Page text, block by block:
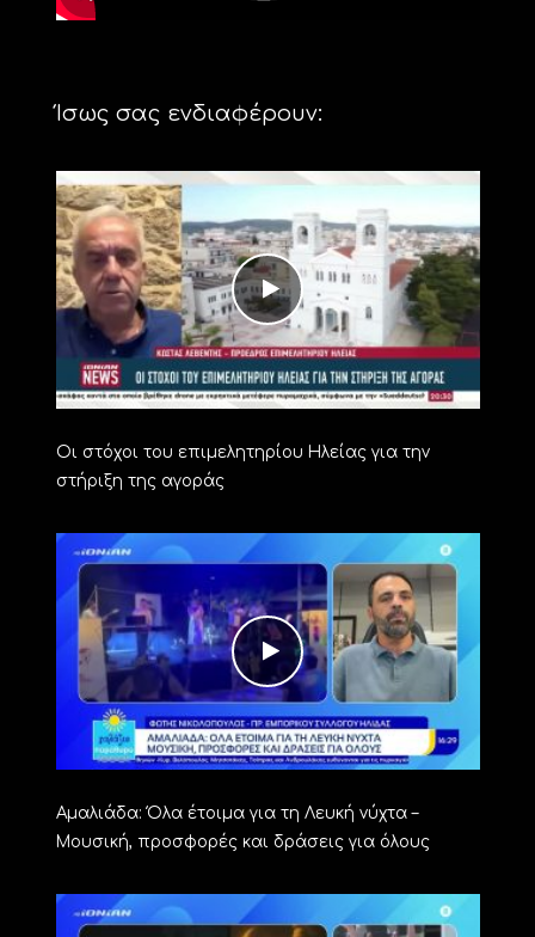
Ίσως σας ενδιαφέρουν:
Οι στόχοι του επιμελητηρίου Ηλείας για την
στήριξη της αγοράς
Αμαλιάδα: Όλα έτοιμα για τη Λευκή νύχτα –
Μουσική, προσφορές και δράσεις για όλους